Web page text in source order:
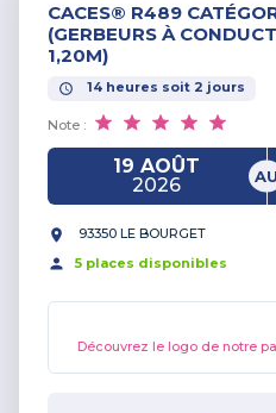
CACES® R489
(GERBEURS À
1,20M)
14 heures soit 2 jours
Note :
19 AOÛT
2026
AU
93350 LE BOURGET
5 places disponibles
Découvrez le logo de notre